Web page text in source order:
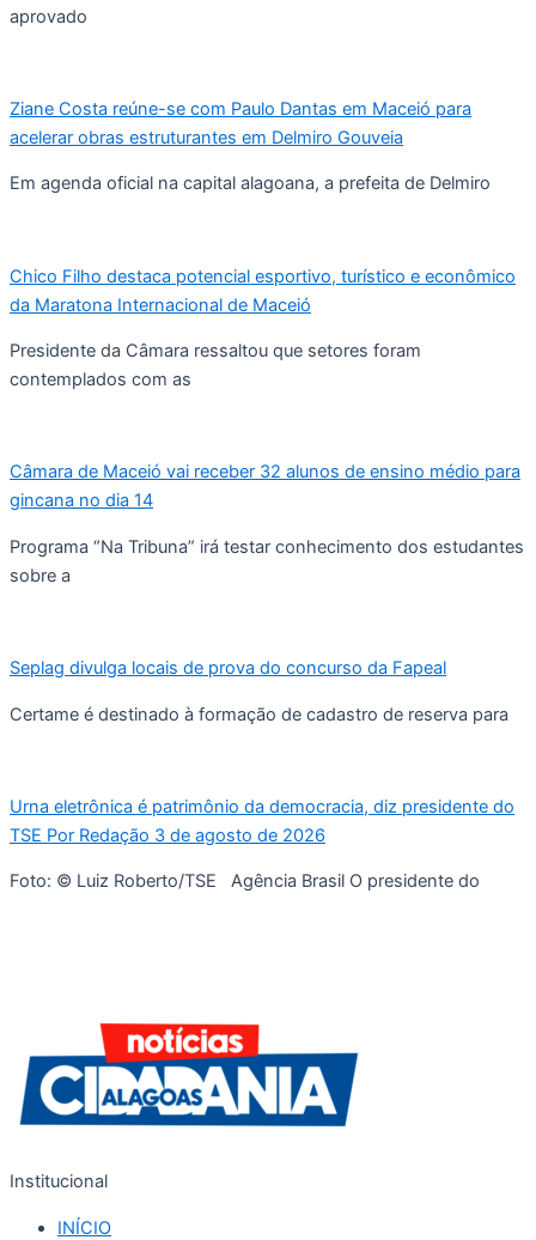
aprovado
Ziane Costa reúne-se com Paulo Dantas em Maceió para
acelerar obras estruturantes em Delmiro Gouveia
Em agenda oficial na capital alagoana, a prefeita de Delmiro
Chico Filho destaca potencial esportivo, turístico e econômico
da Maratona Internacional de Maceió
Presidente da Câmara ressaltou que setores foram
contemplados com as
Câmara de Maceió vai receber 32 alunos de ensino médio para
gincana no dia 14
Programa “Na Tribuna” irá testar conhecimento dos estudantes
sobre a
Seplag divulga locais de prova do concurso da Fapeal
Certame é destinado à formação de cadastro de reserva para
Urna eletrônica é patrimônio da democracia, diz presidente do
TSE Por Redação 3 de agosto de 2026
Foto: © Luiz Roberto/TSE Agência Brasil O presidente do
Institucional
INÍCIO